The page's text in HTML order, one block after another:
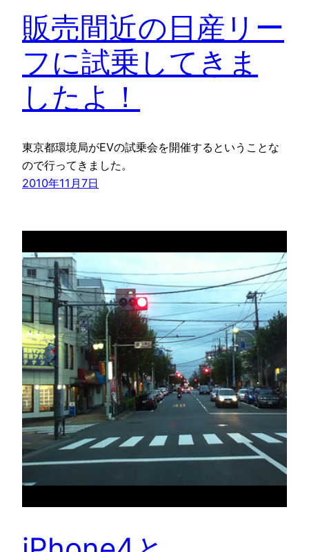
販売間近の日産リー
フに試乗してきま
したよ！
東京都環境局がEVの試乗会を開催するということな
ので行ってきました。
2010年11月7日